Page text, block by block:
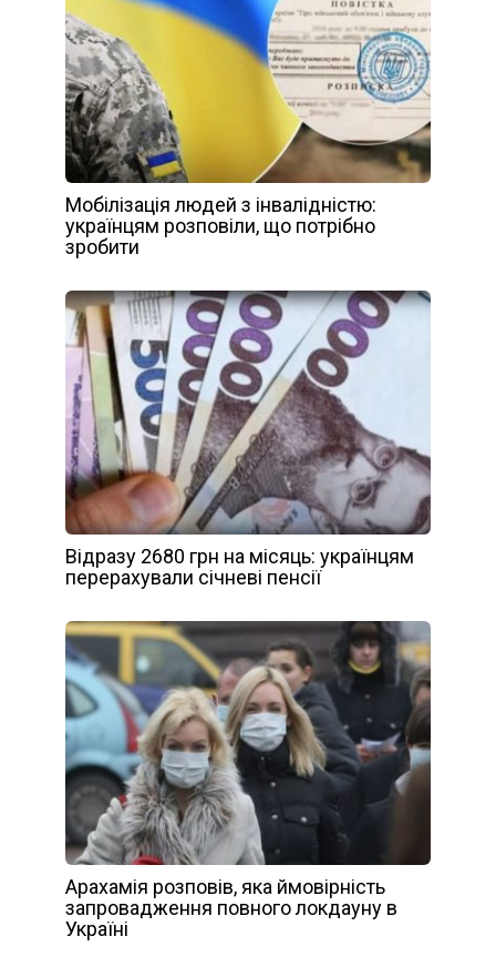
Мобілізація людей з інвалідністю:
українцям розповіли, що потрібно
зробити
Відразу 2680 грн на місяць: українцям
перерахували січневі пенсії
Арахамія розповів, яка ймовірність
запровадження повного локдауну в
Україні